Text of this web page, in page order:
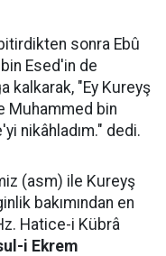
sonra Ebû
Esed'in de
kalkarak, "Ey Kureyş
Muhammed bin
nikâhladım." dedi.
(asm) ile Kureyş
bakımından en
Hatice-i Kübrâ
i Ekrem